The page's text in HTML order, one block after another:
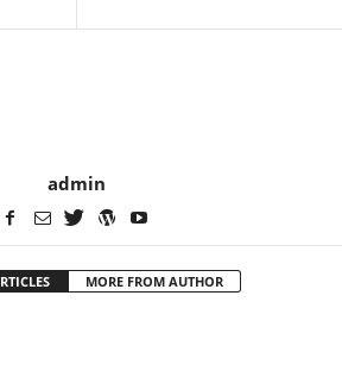
admin
MORE FROM AUTHOR